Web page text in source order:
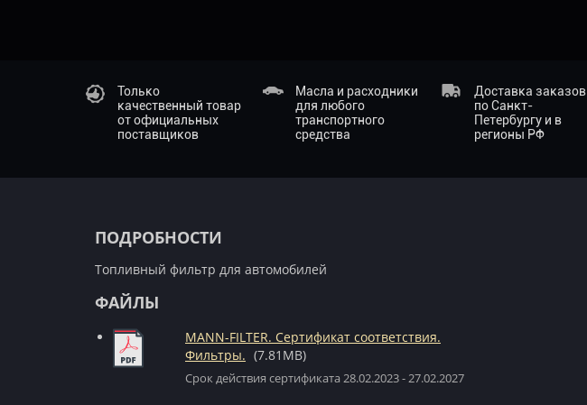
Только
качественный товар
от официальных
поставщиков
Масла и расходники
для любого
транспортного
средства
Доставка заказов
по Санкт-
Петербургу и в
регионы РФ
ПОДРОБНОСТИ
Топливный фильтр для автомобилей
ФАЙЛЫ
MANN-FILTER. Сертификат соответствия.
Фильтры. (7.81MB)
Срок действия сертификата 28.02.2023 - 27.02.2027